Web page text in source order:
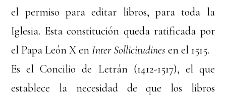
el permiso para editar libros, para toda la
Iglesia. Esta constitución queda ratificada por
el Papa León X enInter Sollicitudines en el 1515.
Es el Concilio de Letrán (1412-1517), el que
establece la necesidad de que los libros